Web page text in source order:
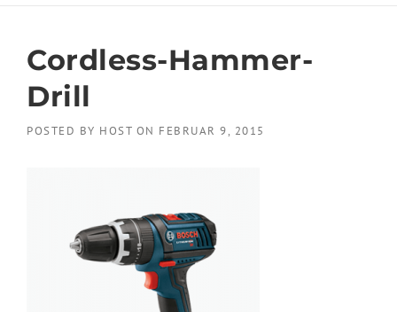
Cordless-Hammer-
Drill
POSTED BY HOST ON FEBRUAR 9, 2015